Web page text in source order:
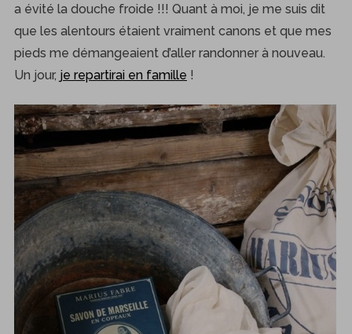
a évité la douche froide !!! Quant à moi, je me suis dit
que les alentours étaient vraiment canons et que mes
pieds me démangeaient d’aller randonner à nouveau.
Un jour, je repartirai en famille !